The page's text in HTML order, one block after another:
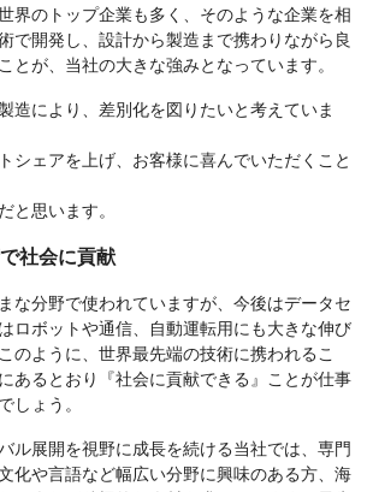
界のトップ企業も多く、そのような企業を相
で開発し、設計から製造まで携わりながら良
とが、当社の大きな強みとなっています。
造により、差別化を図りたいと考えていま
シェアを上げ、お客様に喜んでいただくこと
と思います。
社会に貢献
な分野で使われていますが、今後はデータセ
ロボットや通信、自動運転用にも大きな伸び
のように、世界最先端の技術に携われるこ
あるとおり『社会に貢献できる』ことが仕事
しょう。
ル展開を視野に成長を続ける当社では、専門
化や言語など幅広い分野に興味のある方、海